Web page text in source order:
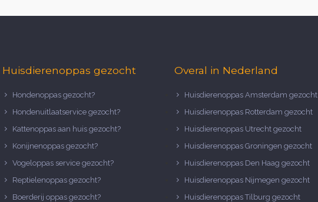
Huisdierenoppas gezocht
Hondenoppas gezocht?
Hondenuitlaatservice gezocht?
Kattenoppas aan huis gezocht?
Konijnenoppas gezocht?
Vogeloppas service gezocht?
Reptielenoppas gezocht?
Boerderij oppas gezocht?
Overal in Nederland
Huisdierenoppas Amsterdam gezocht
Huisdierenoppas Rotterdam gezocht
Huisdierenoppas Utrecht gezocht
Huisdierenoppas Groningen gezocht
Huisdierenoppas Den Haag gezocht
Huisdierenoppas Nijmegen gezocht
Huisdierenoppas Tilburg gezocht